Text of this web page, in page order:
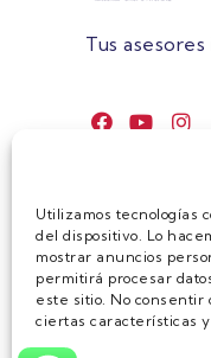
Utilizamos tecnologías
del dispositivo. Lo
mostrar anuncios
permitirá procesar
este sitio. No
ciertas características
Tus